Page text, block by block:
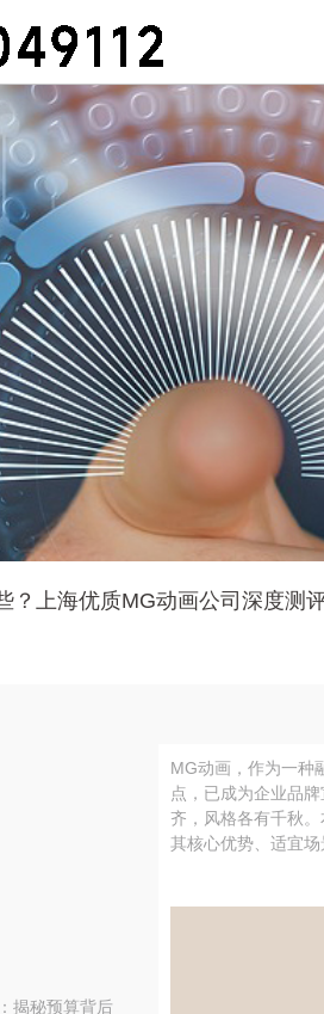
？上海优质MG动画公司深度测
揭秘预算背后
‍MG动画，作为一种
点，已成为企业品
齐，风格各有千秋
其核心优势、适宜